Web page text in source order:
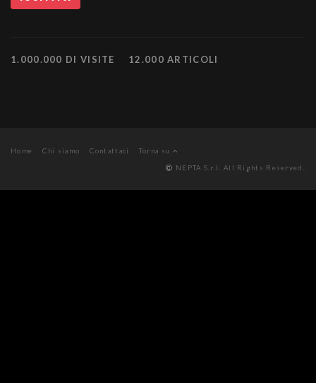
1.000.000 DI VISITE 12.000 ARTICOLI
Home Chi siamo Contattaci
Torna su
NEPTA S.r.l. All Rights Reserved.